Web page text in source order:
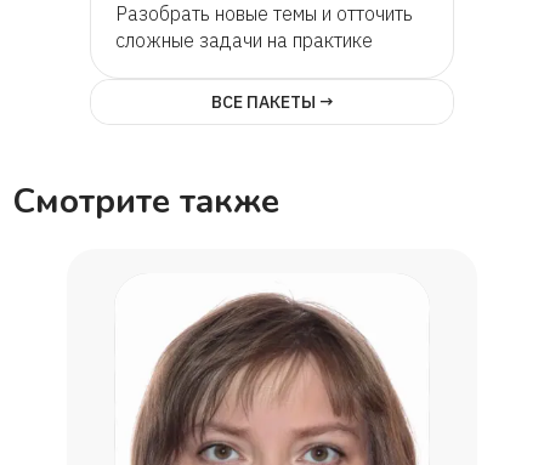
Разобрать новые темы и отточить
сложные задачи на практике
ВСЕ ПАКЕТЫ →
Смотрите также